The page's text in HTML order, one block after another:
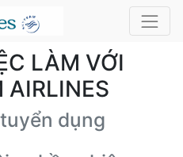
LÀM VỚI
AIRLINES
dụng